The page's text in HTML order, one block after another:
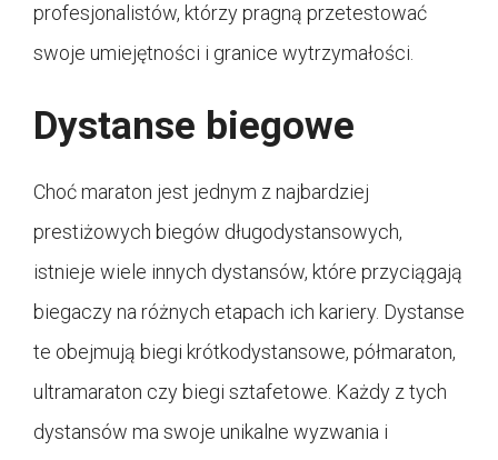
profesjonalistów, którzy pragną przetestować
swoje umiejętności i granice wytrzymałości.
Dystanse biegowe
Choć maraton jest jednym z najbardziej
prestiżowych biegów długodystansowych,
istnieje wiele innych dystansów, które przyciągają
biegaczy na różnych etapach ich kariery. Dystanse
te obejmują biegi krótkodystansowe, półmaraton,
ultramaraton czy biegi sztafetowe. Każdy z tych
dystansów ma swoje unikalne wyzwania i